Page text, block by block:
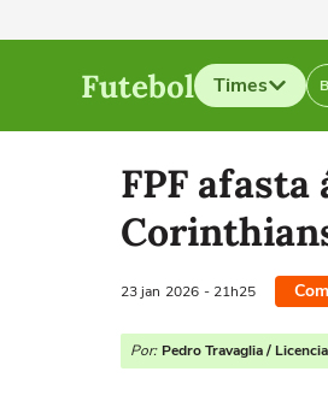
Futebol Times
Selecione o time para ver as
FPF
23 jan 2026 - 21h25
Por: Pedro Travaglia /